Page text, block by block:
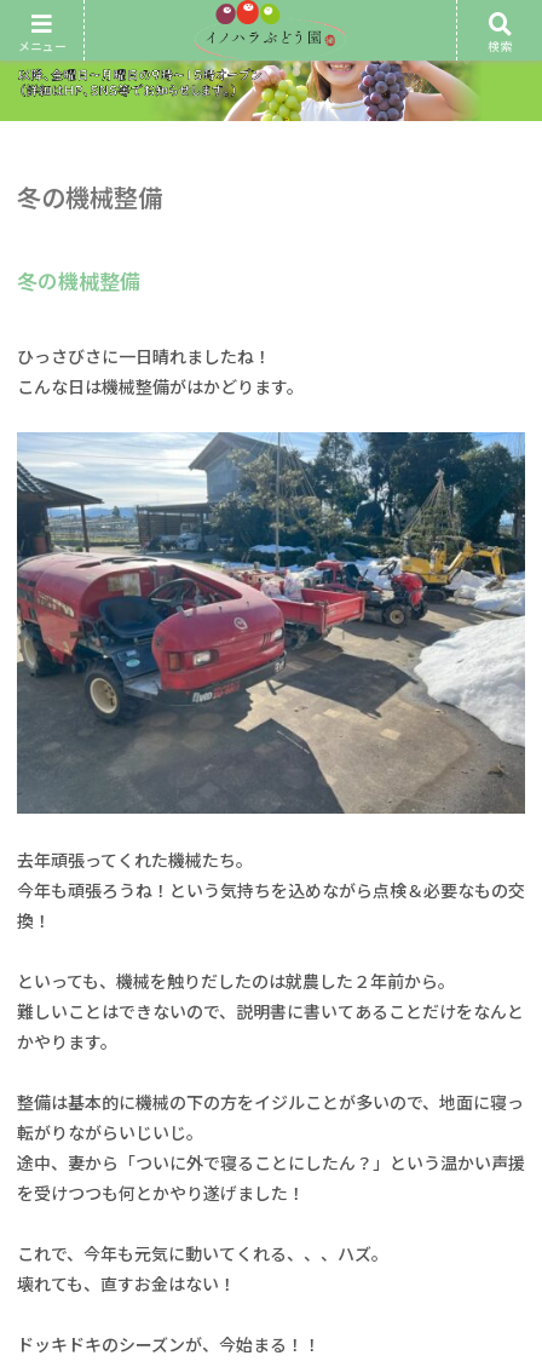
冬の機械整備
冬の機械整備
ひっさびさに一日晴れましたね！
こんな日は機械整備がはかどります。
去年頑張ってくれた機械たち。
今年も頑張ろうね！という気持ちを込めながら点検＆必要なもの交
換！
といっても、機械を触りだしたのは就農した２年前から。
難しいことはできないので、説明書に書いてあることだけをなんと
かやります。
整備は基本的に機械の下の方をイジルことが多いので、地面に寝っ
転がりながらいじいじ。
途中、妻から「ついに外で寝ることにしたん？」という温かい声援
を受けつつも何とかやり遂げました！
これで、今年も元気に動いてくれる、、、ハズ。
壊れても、直すお金はない！
ドッキドキのシーズンが、今始まる！！
メニュー 検索